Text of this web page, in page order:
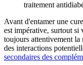
traitement
Avant d'entamer une
est impérative, surtout si
toujours attentivement la
des interactions
secondaires des